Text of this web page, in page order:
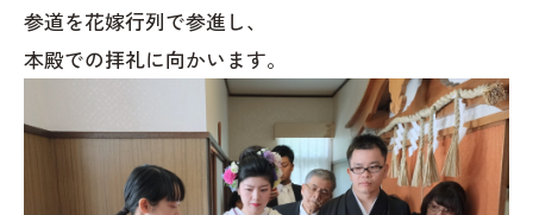
参道を花嫁行列で参進し、
本殿での拝礼に向かいます。